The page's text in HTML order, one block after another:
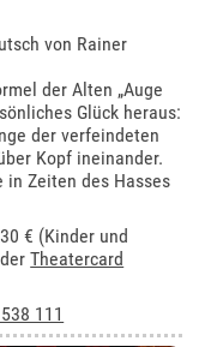
von Rainer
der Alten „Auge
Glück heraus:
der verfeindeten
Kopf ineinander.
in Zeiten des Hasses
€ (Kinder und
derTheatercard
111